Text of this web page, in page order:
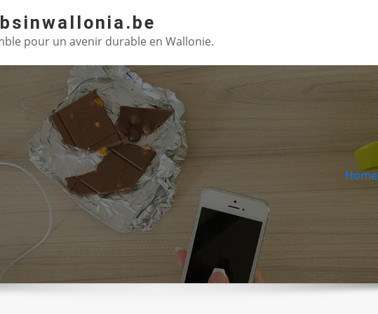
pour un avenir durable en Wallonie.
Home